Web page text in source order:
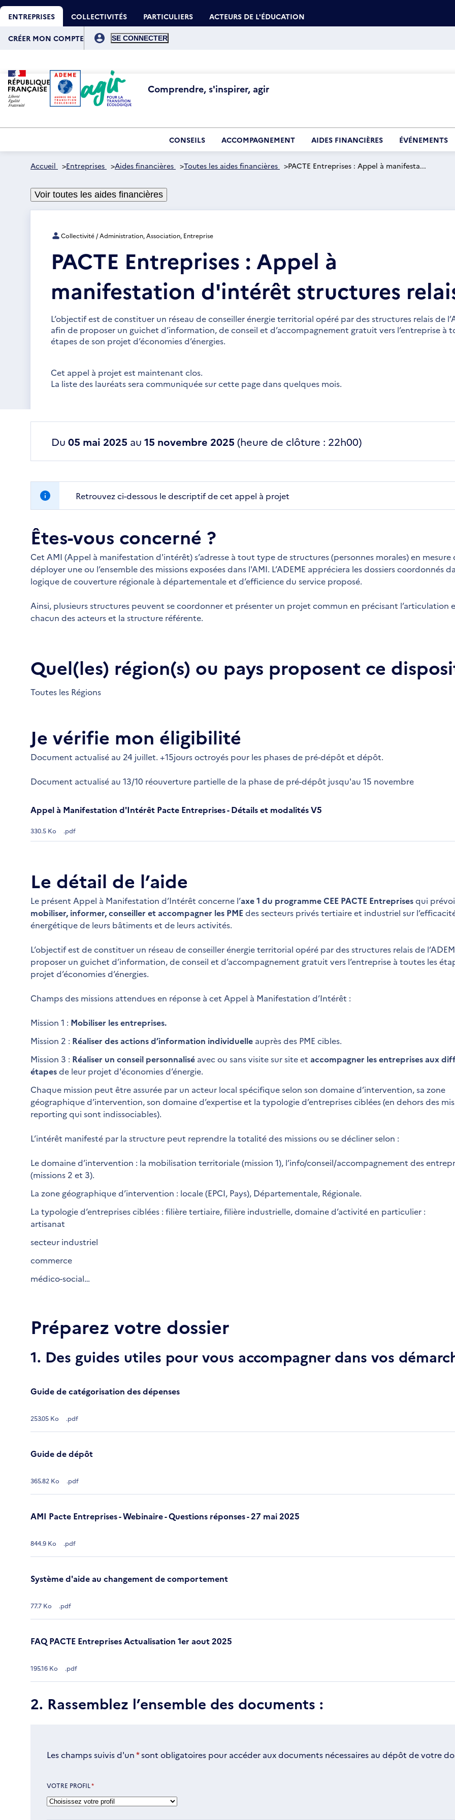
Aller
au
contenu
ENTREPRISES COLLECTIVITÉS PARTICULIERS ACTEURS DE L'ÉDUCATION
compte
CRÉER MON COMPTE
Comprendre, s'inspirer, agir
CONSEILS ACCOMPAGNEMENT AIDES FINANCIÈRES ÉVÉNEMENTS
Accueil >Entreprises >Aides financières >Toutes les aides financières >PACTE Entreprises : Appel à manifesta...
Voir toutes les aides financières
Collectivité / Administration, Association, Entreprise
PACTE Entreprises : Appel à
manifestation d'intérêt structures
L’objectif est de constituer un réseau de conseiller énergie territorial opéré par des structures relais de
afin de proposer un guichet d’information, de conseil et d’accompagnement gratuit vers l’entreprise à
étapes de son projet d’économies d’énergies.
Cet appel à projet est maintenant clos.
La liste des lauréats sera communiquée sur cette page dans quelques mois.
Du 05 mai 2025 au 15 novembre 2025 (heure de clôture : 22h00)
Retrouvez ci-dessous le descriptif de cet appel à projet
Êtes-vous concerné ?
Cet AMI (Appel à manifestation d'intérêt) s’adresse à tout type de structures (personnes morales) en mesure
déployer une ou l’ensemble des missions exposées dans l'AMI. L’ADEME appréciera les dossiers coordonnés
logique de couverture régionale à départementale et d’efficience du service proposé.
Ainsi, plusieurs structures peuvent se coordonner et présenter un projet commun en précisant l’articulation
chacun des acteurs et la structure référente.
Quel(les) région(s) ou pays proposent ce
Toutes les Régions
Je vérifie mon éligibilité
Document actualisé au 24 juillet. +15jours octroyés pour les phases de pré-dépôt et dépôt.
Document actualisé au 13/10 réouverture partielle de la phase de pré-dépôt jusqu'au 15 novembre
Appel à Manifestation d'Intérêt Pacte Entreprises - Détails et modalités V5
330.5 Ko .pdf
Le détail de l’aide
Le présent Appel à Manifestation d’Intérêt concerne l’axe 1 du programme CEE PACTE Entreprisesqui
mobiliser, informer, conseiller et accompagner les PMEdes secteurs privés tertiaire et industriel sur
énergétique de leurs bâtiments et de leurs activités.
L’objectif est de constituer un réseau de conseiller énergie territorial opéré par des structures relais de
proposer un guichet d’information, de conseil et d’accompagnement gratuit vers l’entreprise à toutes les
projet d’économies d’énergies.
Champs des missions attendues en réponse à cet Appel à Manifestation d’Intérêt :
Mission 1 : Mobiliser les entreprises.
Mission 2 : Réaliser des actions d’information individuelle auprès des PME cibles.
Mission 3 : Réaliser un conseil personnalisé avec ou sans visite sur site et accompagner les entreprises aux
étapesde leur projet d'économies d’énergie.
Chaque mission peut être assurée par un acteur local spécifique selon son domaine d’intervention, sa zone
géographique d’intervention, son domaine d’expertise et la typologie d’entreprises ciblées (en dehors des
reporting qui sont indissociables).
L’intérêt manifesté par la structure peut reprendre la totalité des missions ou se décliner selon :
Le domaine d’intervention : la mobilisation territoriale (mission 1), l’info/conseil/accompagnement des
(missions 2 et 3).
La zone géographique d’intervention : locale (EPCI, Pays), Départementale, Régionale.
La typologie d’entreprises ciblées : filière tertiaire, filière industrielle, domaine d’activité en particulier :
artisanat
secteur industriel
commerce
médico-social…
Préparez votre dossier
1. Des guides utiles pour vous accompagner dans vos
Guide de catégorisation des dépenses
253.05 Ko .pdf
Guide de dépôt
365.82 Ko .pdf
AMI Pacte Entreprises - Webinaire - Questions réponses - 27 mai 2025
844.9 Ko .pdf
Système d'aide au changement de comportement
77.7 Ko .pdf
FAQ PACTE Entreprises Actualisation 1er aout 2025
195.16 Ko .pdf
2. Rassemblez l’ensemble des documents :
Les champs suivis d'un*sont obligatoires pour accéder aux documents nécessaires au dépôt de votre
VOTRE PROFIL *